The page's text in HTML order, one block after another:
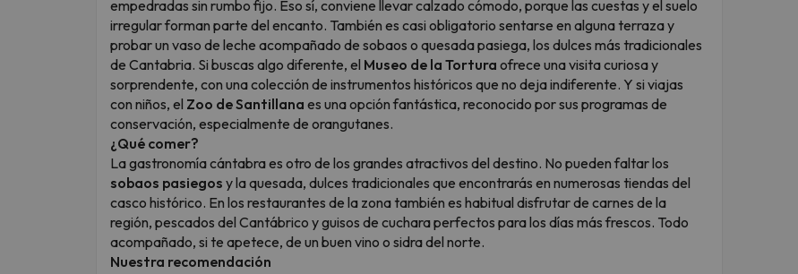
empedradas sin rumbo fijo. Eso sí, conviene llevar calzado cómodo, porque las cuestas y el suelo
irregular forman parte del encanto. También es casi obligatorio sentarse en alguna terraza y
probar un vaso de leche acompañado de sobaos o quesada pasiega, los dulces más tradicionales
de Cantabria. Si buscas algo diferente, el Museo de la Tortura ofrece una visita curiosa y
sorprendente, con una colección de instrumentos históricos que no deja indiferente. Y si viajas
con niños, el Zoo de Santillana es una opción fantástica, reconocido por sus programas de
conservación, especialmente de orangutanes.
¿Qué comer?
La gastronomía cántabra es otro de los grandes atractivos del destino. No pueden faltar los
sobaos pasiegos y la quesada, dulces tradicionales que encontrarás en numerosas tiendas del
casco histórico. En los restaurantes de la zona también es habitual disfrutar de carnes de la
región, pescados del Cantábrico y guisos de cuchara perfectos para los días más frescos. Todo
acompañado, si te apetece, de un buen vino o sidra del norte.
Nuestra recomendación